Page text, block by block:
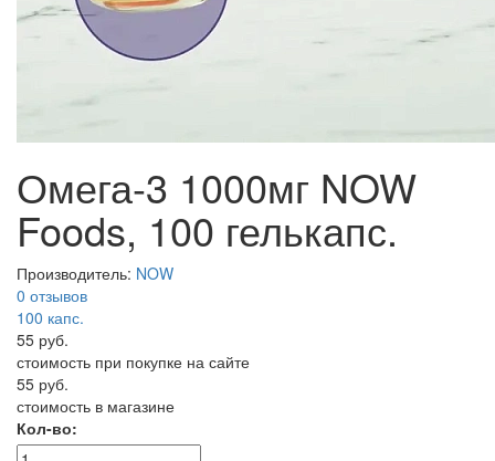
Омега-3 1000мг NOW
Foods, 100 гелькапс.
Производитель: NOW
0 отзывов
100 капс.
55 руб.
стоимость при покупке на сайте
55 руб.
стоимость в магазине
Кол-во: